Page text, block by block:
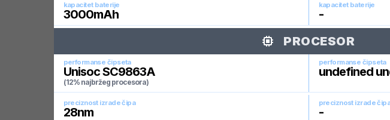
kapacitet baterije
3000mAh
kapacitet baterije
-
PROCESOR
performanse čipseta
Unisoc SC9863A
(12% najbržeg procesora)
performanse čipseta
undefined
preciznost izrade čipa
28nm
preciznost izrade
-